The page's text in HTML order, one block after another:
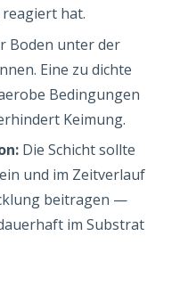
hat.
Boden unter der
Eine zu dichte
Bedingungen
Keimung.
Die Schicht sollte
und im Zeitverlauf
beitragen —
im Substrat